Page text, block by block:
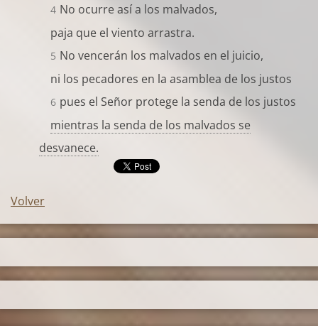
4 No ocurre así a los malvados,
paja que el viento arrastra.
5 No vencerán los malvados en el juicio,
ni los pecadores en la asamblea de los justos
6 pues el Señor protege la senda de los justos
mientras la senda de los malvados se
desvanece.
Volver